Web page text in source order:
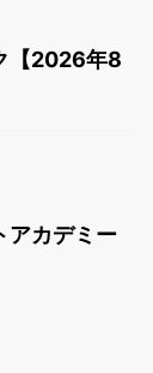
【2026年8
アカデミー